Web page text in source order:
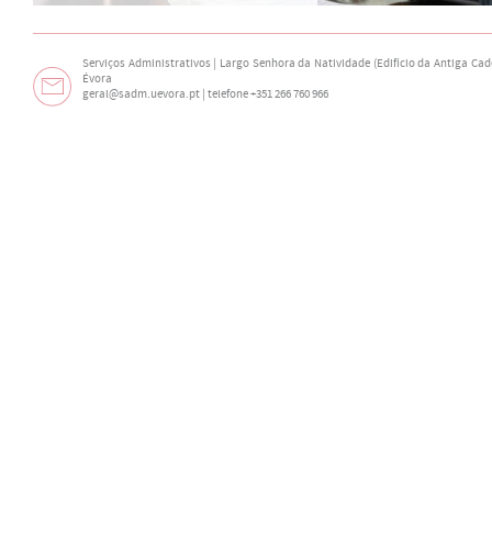
Serviços Administrativos | Largo Senhora da Natividade (Edifício da Antiga
Évora
geral@sadm.uevora.pt | telefone +351 266 760 966